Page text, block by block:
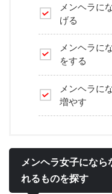
メンヘラに
げる
メンヘラに
をする
メンヘラに
増やす
メンヘラ女子になら
れるものを探す